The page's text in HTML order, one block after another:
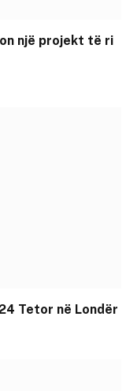
një projekt të ri
Tetor në Londër